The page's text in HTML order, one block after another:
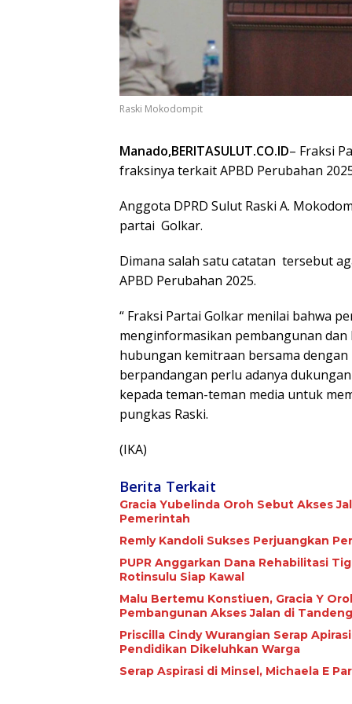
Raski Mokodompit
Manado,BERITASULUT.CO.ID– Fraksi
fraksinya terkait APBD Perubahan
Anggota DPRD Sulut Raski A.
partai Golkar.
Dimana salah satu catatan tersebut
APBD Perubahan 2025.
“ Fraksi Partai Golkar menilai bahwa
menginformasikan pembangunan
hubungan kemitraan bersama
berpandangan perlu adanya
kepada teman-teman media untuk
pungkas Raski.
(IKA)
Berita Terkait
Gracia Yubelinda Oroh Sebut Akses
Pemerintah
Remly Kandoli Sukses Perjuangkan
PUPR Anggarkan Dana Rehabilitasi Tiga
Rotinsulu Siap Kawal
Malu Bertemu Konstiuen, Gracia Y
Pembangunan Akses Jalan di
Priscilla Cindy Wurangian Serap
Pendidikan Dikeluhkan Warga
Serap Aspirasi di Minsel, Michaela E